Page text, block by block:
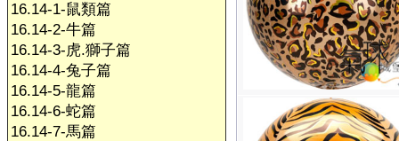
16.14-1-鼠類篇
16.14-2-牛篇
16.14-3-虎.獅子篇
16.14-4-兔子篇
16.14-5-龍篇
16.14-6-蛇篇
16.14-7-馬篇